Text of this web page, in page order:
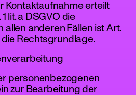
Kontaktaufnahme erteilt
lit. a DSGVO die
allen anderen Fällen ist Art.
die Rechtsgrundlage.
personenbezogenen
zur Bearbeitung der